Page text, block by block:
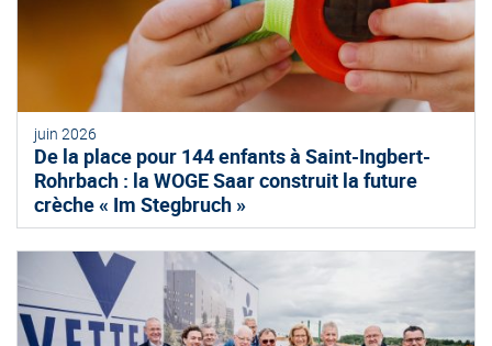
juin 2026
De la place pour 144 enfants à Saint-Ingbert-
Rohrbach : la WOGE Saar construit la future
crèche « Im Stegbruch »